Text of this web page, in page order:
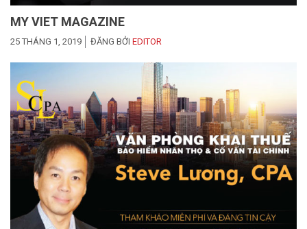
MY VIET MAGAZINE
25 THÁNG 1, 2019 ĐĂNG BỞI EDITOR